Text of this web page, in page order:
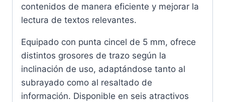
contenidos de manera eficiente y mejorar la
lectura de textos relevantes.
Equipado con punta cincel de 5 mm, ofrece
distintos grosores de trazo según la
inclinación de uso, adaptándose tanto al
subrayado como al resaltado de
información. Disponible en seis atractivos